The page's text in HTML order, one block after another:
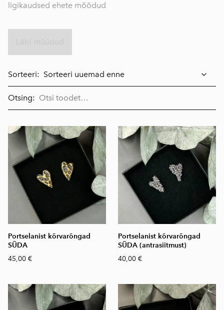
ligikaudsed ehete mõõdud
Sorteeri:
Otsing:
Portselanist kõrvarõngad
SÜDA
45,00 €
Portselanist kõrvarõngad
SÜDA (antrasiitmust)
40,00 €